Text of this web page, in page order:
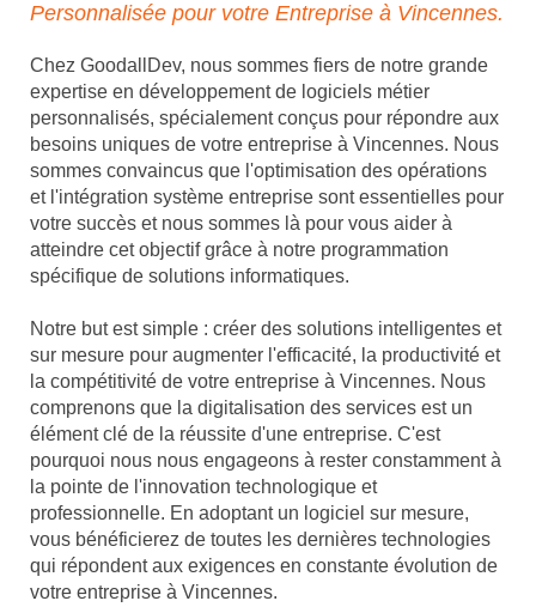
Personnalisée pour votre Entreprise à Vincennes.
Chez GoodallDev, nous sommes fiers de notre grande
expertise en développement de logiciels métier
personnalisés, spécialement conçus pour répondre aux
besoins uniques de votre entreprise à Vincennes. Nous
sommes convaincus que l'optimisation des opérations
et l'intégration système entreprise sont essentielles pour
votre succès et nous sommes là pour vous aider à
atteindre cet objectif grâce à notre programmation
spécifique de solutions informatiques.
Notre but est simple : créer des solutions intelligentes et
sur mesure pour augmenter l'efficacité, la productivité et
la compétitivité de votre entreprise à Vincennes. Nous
comprenons que la digitalisation des services est un
élément clé de la réussite d'une entreprise. C'est
pourquoi nous nous engageons à rester constamment à
la pointe de l'innovation technologique et
professionnelle. En adoptant un logiciel sur mesure,
vous bénéficierez de toutes les dernières technologies
qui répondent aux exigences en constante évolution de
votre entreprise à Vincennes.